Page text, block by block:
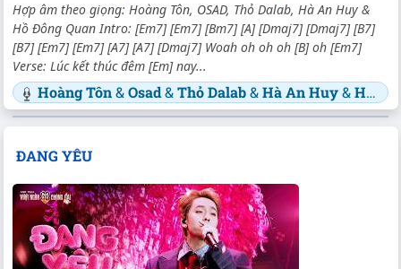
Hợp âm theo giọng: Hoàng Tôn, OSAD, Thỏ Dalab, Hà An Huy &
Hồ Đông Quan Intro: [Em7] [Em7] [Bm7] [A] [Dmaj7] [Dmaj7] [B7]
[B7] [Em7] [Em7] [A7] [A7] [Dmaj7] Woah oh oh oh [B] oh [Em7]
Verse: Lúc kết thúc đêm [Em] nay...
Hoàng Tôn&Osad&Thỏ Dalab&Hà An Huy&Hồ Đông Quan
ĐANG YÊU